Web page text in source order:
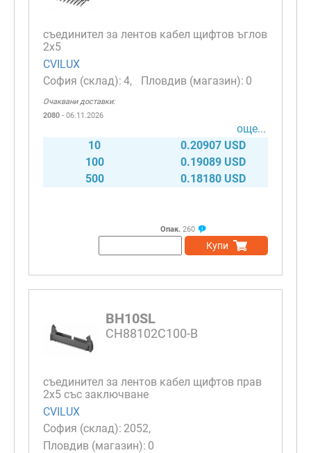
съединител за лентов кабел щифтов ъглов
2х5
CVILUX
4
0
Очаквани доставки:
2080 - 06.11.2026
още...
10
0.20907 USD
100
0.19089 USD
500
0.18180 USD
Опак. 260
Купи
BH10SL
CH88102C100-B
съединител за лентов кабел щифтов прав
2х5 със заключване
CVILUX
2052
0